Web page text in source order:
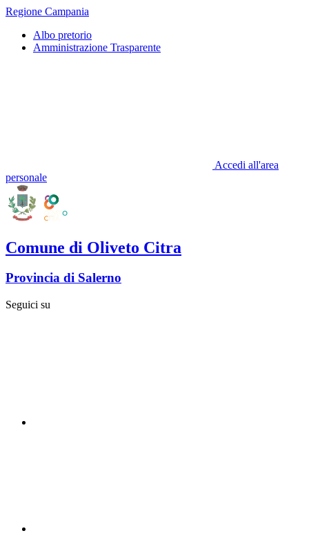
Regione Campania
Albo pretorio
Amministrazione Trasparente
Accedi all'area
personale
Comune di Oliveto Citra
Provincia di Salerno
Seguici su